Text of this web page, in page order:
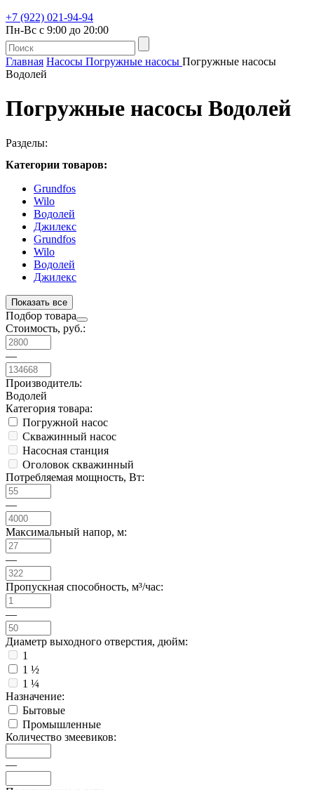
+7 (922) 021-94-94
Пн-Вс с 9:00 до 20:00
Главная Насосы Погружные насосы Погружные насосы
Водолей
Погружные насосы Водолей
Разделы:
Категории товаров:
Grundfos
Wilo
Водолей
Джилекс
Grundfos
Wilo
Водолей
Джилекс
Показать все
Подбор товара
Стоимость, руб.:
—
Производитель:
Водолей
Категория товара:
Погружной насос
Скважинный насос
Насосная станция
Оголовок скважинный
Потребляемая мощность, Вт:
—
Максимальный напор, м:
—
Пропускная способность, м³/час:
—
Диаметр выходного отверстия, дюйм:
1
1 ½
1 ¼
Назначение:
Бытовые
Промышленные
Количество змеевиков:
—